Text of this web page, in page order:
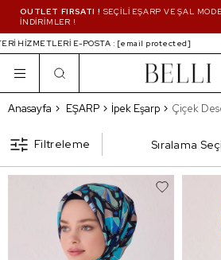
OUTLET FIRSATI ! SEÇİLİ EŞARP VE ŞAL
İNDİRİMLER !
E-POSTA :[email protected]
Çiçek Desen Eşarp
Anasayfa EŞARP İpek Eşarp Çiçek
Filtreleme